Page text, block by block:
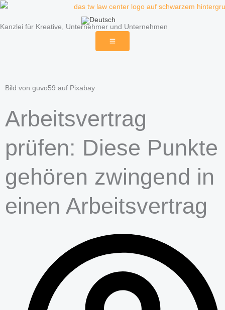
Zum
springen
Kanzlei für Kreative, Unternehmer und Unternehmen
Bild von guvo59 auf Pixabay
Arbeitsvertrag
prüfen: Diese Punkte
gehören zwingend in
einen Arbeitsvertrag